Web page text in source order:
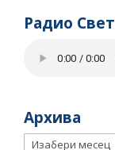
Радио
Архива
Архива